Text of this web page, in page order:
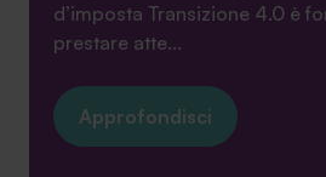
d’imposta Transizione 4.0 è
prestare atte...
Approfondisci